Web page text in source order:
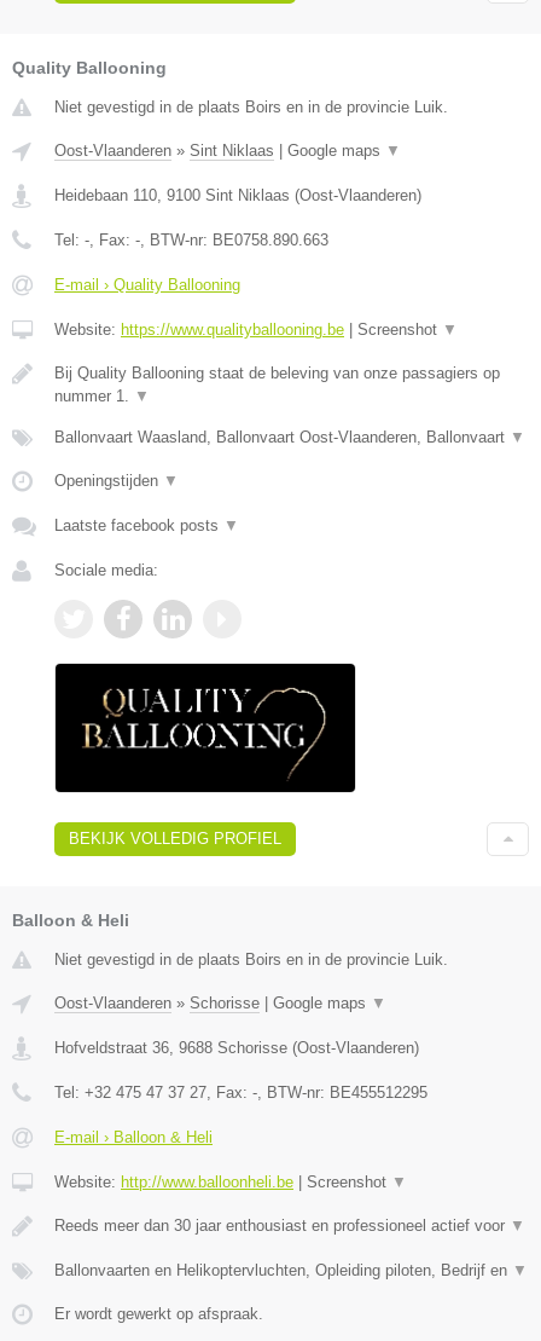
Quality Ballooning
Niet gevestigd in de plaats Boirs en in de provincie Luik.
Oost-Vlaanderen » Sint Niklaas Google maps ▼
Heidebaan 110 9100 Sint Niklaas (Oost-Vlaanderen)
Tel: - , Fax: - , BTW-nr: BE0758.890.663
E-mail › Quality Ballooning
Website: https://www.qualityballooning.be Screenshot ▼
Bij Quality Ballooning staat de beleving van onze passagiers op
nummer 1.
▼
Ballonvaart Waasland, Ballonvaart Oost-Vlaanderen, Ballonvaart ▼
Openingstijden ▼
Laatste facebook posts ▼
Sociale media:
BEKIJK VOLLEDIG PROFIEL
Balloon & Heli
Niet gevestigd in de plaats Boirs en in de provincie Luik.
Oost-Vlaanderen » Schorisse Google maps ▼
Hofveldstraat 36, 9688 Schorisse (Oost-Vlaanderen)
Tel: +32 475 47 37 27, Fax: -, BTW-nr: BE455512295
E-mail › Balloon & Heli
Website: http://www.balloonheli.be Screenshot ▼
Reeds meer dan 30 jaar enthousiast en professioneel actief voor ▼
Ballonvaarten en Helikoptervluchten, Opleiding piloten, Bedrijf en ▼
Er wordt gewerkt op afspraak.